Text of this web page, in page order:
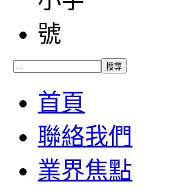
首頁
聯絡我們
業界焦點